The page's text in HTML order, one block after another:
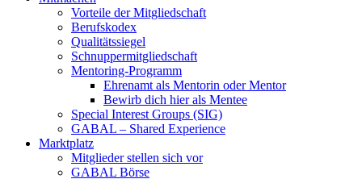
Vorteile der Mitgliedschaft
Berufskodex
Qualitätssiegel
Schnuppermitgliedschaft
Mentoring-Programm
Ehrenamt als Mentorin oder Mentor
Bewirb dich hier als Mentee
Special Interest Groups (SIG)
GABAL – Shared Experience
Marktplatz
Mitglieder stellen sich vor
GABAL Börse